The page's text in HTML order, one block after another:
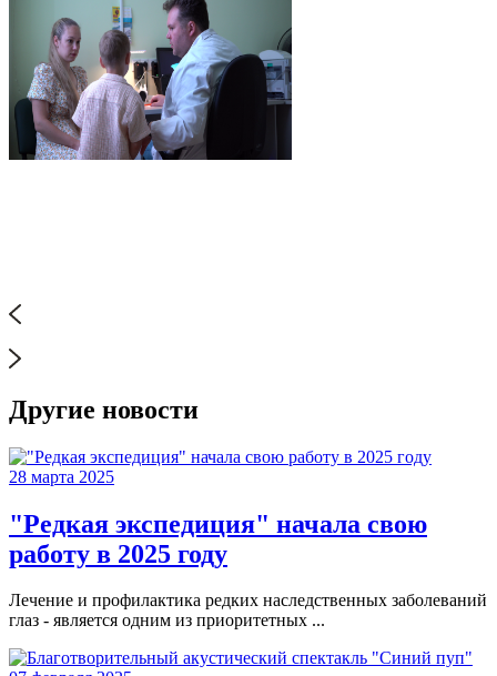
Другие новости
28 марта 2025
"Редкая экспедиция" начала свою
работу в 2025 году
Лечение и профилактика редких наследственных заболеваний
глаз - является одним из приоритетных ...